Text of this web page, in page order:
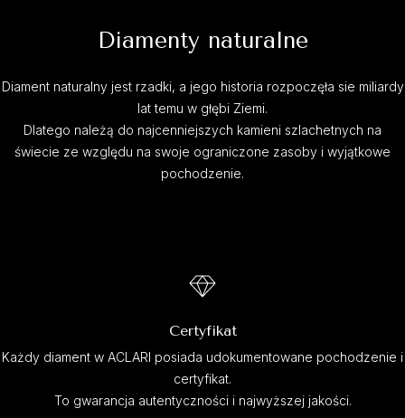
Diamenty naturalne
Diament naturalny jest rzadki, a jego historia rozpoczęła sie miliardy
lat temu w głębi Ziemi.
Dlatego należą do najcenniejszych kamieni szlachetnych na
świecie ze względu na swoje ograniczone zasoby i wyjątkowe
pochodzenie.
Certyfikat
Każdy diament w ACLARI posiada udokumentowane pochodzenie i
certyfikat.
To gwarancja autentyczności i najwyższej jakości.